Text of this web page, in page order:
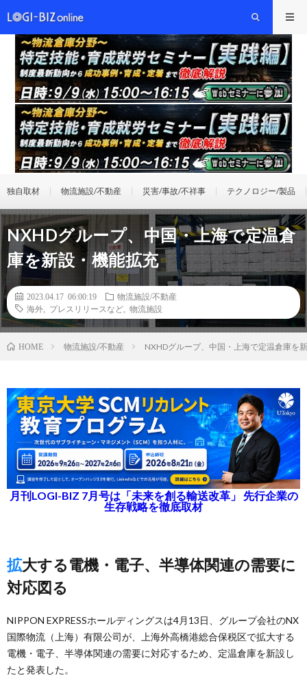
独自取材 物流施設/不動産 災害/事故/不祥事 テクノロジー/製品
NXHDグループ、中国・上海で定温倉
庫を新設・機能拡充
2023.04.17 06:00:19
物流施設/不動産
海外
プレスリリースなど 物流施設
HOME 物流施設/不動産 NXHDグループ、中国・上海で定温倉庫を
月刊LOGI-BIZ 7月号は「未来を創る輸送改革」 先行企業の
生存戦略を徹底取材
拡大する電機・電子、半導体関連の需要に
対応図る
NIPPON EXPRESSホールディングスは4月13日、グループ会社のNX
国際物流（上海）有限公司が、上海外高橋港総合保税区で拡大する
電機・電子、半導体関連の需要に対応するため、定温倉庫を新設し
たと発表した。